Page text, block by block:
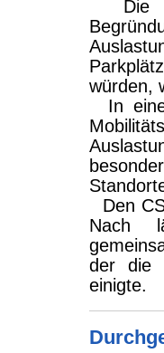
Die
würden,
In
Den
Nach
der die
einigte.